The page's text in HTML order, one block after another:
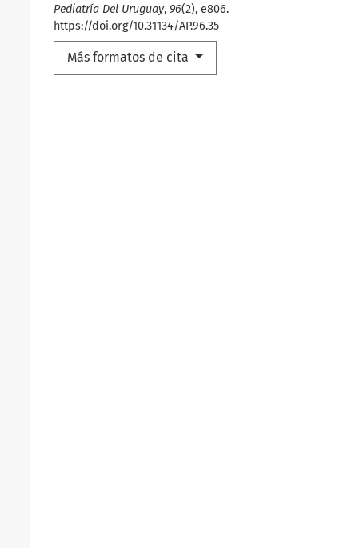
Pediatría Del Uruguay, 96(2), e806.
https://doi.org/10.31134/AP.96.35
Más formatos de cita